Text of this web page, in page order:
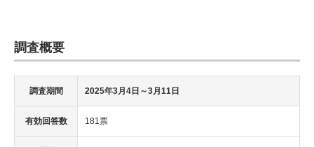
調査概要
調査期間 2025年3月4日～3月11日
有効回答数 181票